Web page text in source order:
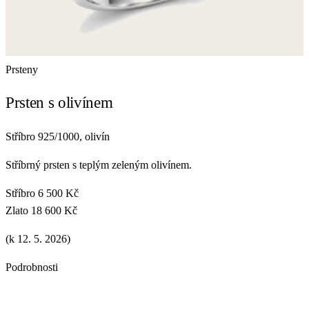
Prsteny
Prsten s olivínem
Stříbro 925/1000, olivín
Stříbrný prsten s teplým zeleným olivínem.
Stříbro 6 500 Kč
Zlato 18 600 Kč
(k 12. 5. 2026)
Podrobnosti